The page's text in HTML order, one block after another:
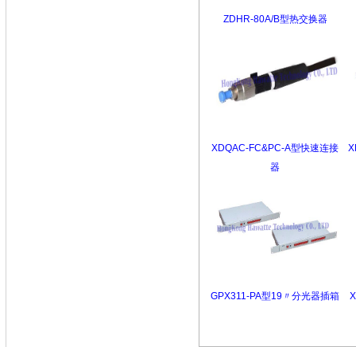
ZDHR-80A/B型热交换器
XDQAC-FC&PC-A型快速连接
器
GPX311-PA型19〃分光器插箱